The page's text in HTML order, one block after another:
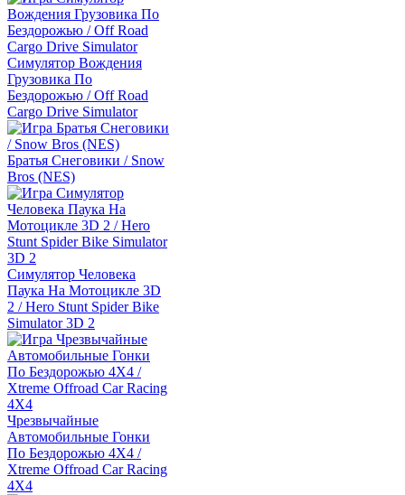
Симулятор Вождения
Грузовика По
Бездорожью / Off Road
Cargo Drive Simulator
Братья Снеговики / Snow
Bros (NES)
Симулятор Человека
Паука На Мотоцикле 3D
2 / Hero Stunt Spider Bike
Simulator 3D 2
Чрезвычайные
Автомобильные Гонки
По Бездорожью 4Х4 /
Xtreme Offroad Car Racing
4X4